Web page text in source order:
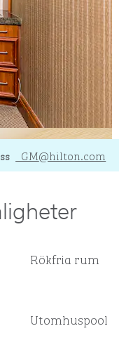
_GM@hilton.com
Rökfria rum
Utomhuspool